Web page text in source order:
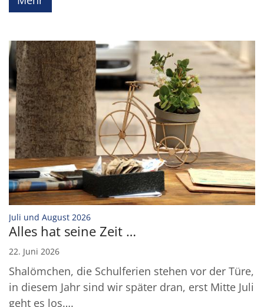
Juli und August 2026:
Alles hat seine Zeit …
22. Juni 2026
Shalömchen, die Schulferien stehen vor der Türe,
in diesem Jahr sind wir später dran, erst Mitte Juli
geht es los….